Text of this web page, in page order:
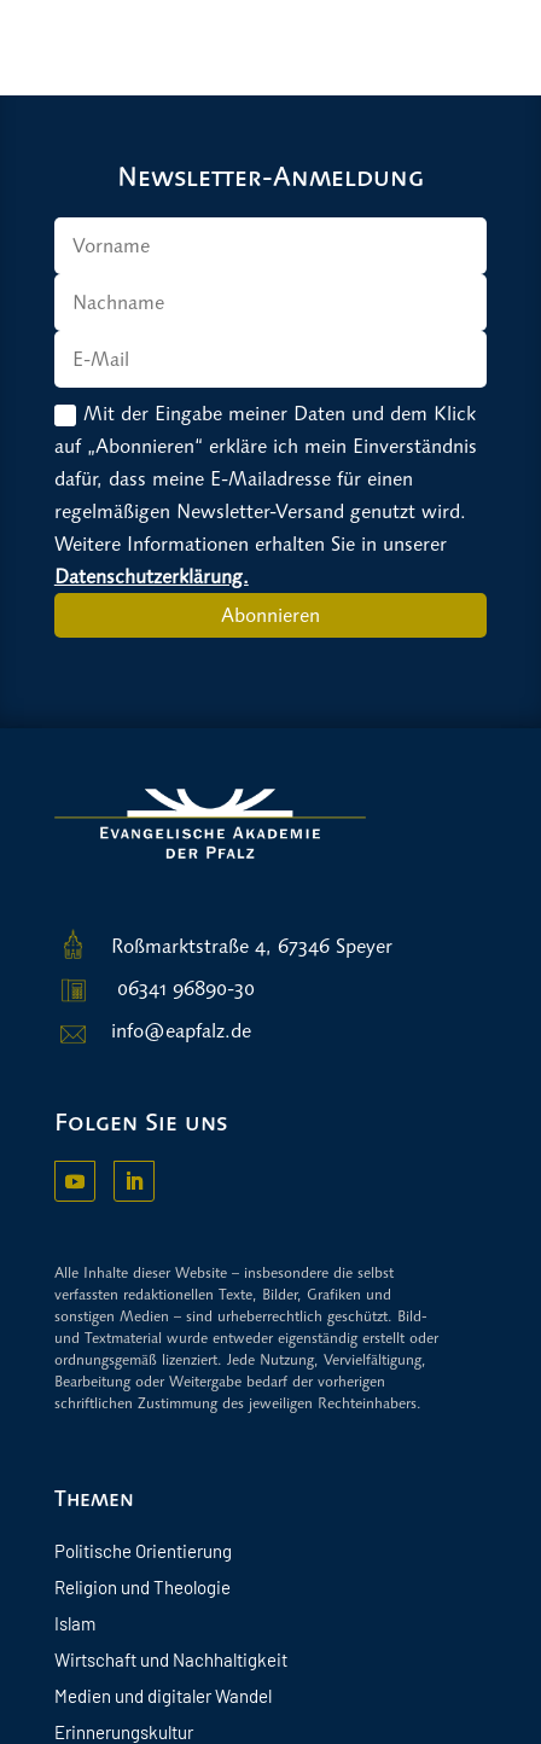
Newsletter-Anmeldung
Mit der Eingabe meiner Daten und dem Klick
auf „Abonnieren“ erkläre ich mein Einverständnis
dafür, dass meine E-Mailadresse für einen
regelmäßigen Newsletter-Versand genutzt wird.
Weitere Informationen erhalten Sie in unserer
Datenschutzerklärung.
Abonnieren
Roßmarktstraße 4, 67346 Speyer
06341 96890-30
info@eapfalz.de
Folgen Sie uns
Alle Inhalte dieser Website – insbesondere die selbst
verfassten redaktionellen Texte, Bilder, Grafiken und
sonstigen Medien – sind urheberrechtlich geschützt. Bild-
und Textmaterial wurde entweder eigenständig erstellt oder
ordnungsgemäß lizenziert. Jede Nutzung, Vervielfältigung,
Bearbeitung oder Weitergabe bedarf der vorherigen
schriftlichen Zustimmung des jeweiligen Rechteinhabers.
Themen
Politische Orientierung
Religion und Theologie
Islam
Wirtschaft und Nachhaltigkeit
Medien und digitaler Wandel
Erinnerungskultur